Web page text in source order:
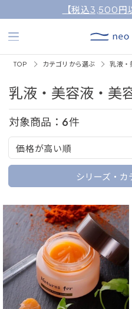
【税込3,500円
TOP カテゴリから選ぶ 乳液・
乳液・美容液・美
対象商品： 6件
価格が高い順
シリーズ・カ